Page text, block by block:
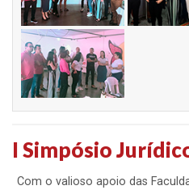
I Simpósio
Com o valioso apoio das